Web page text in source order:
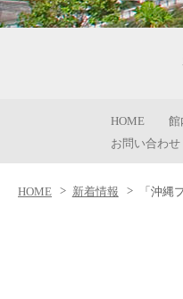
HOME 館
お問い合わせ
HOME 新着情報 「沖縄